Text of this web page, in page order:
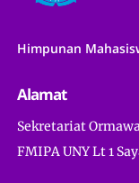
Himpunan
Alamat
Sekretariat
FMIPA UNY Lt 1